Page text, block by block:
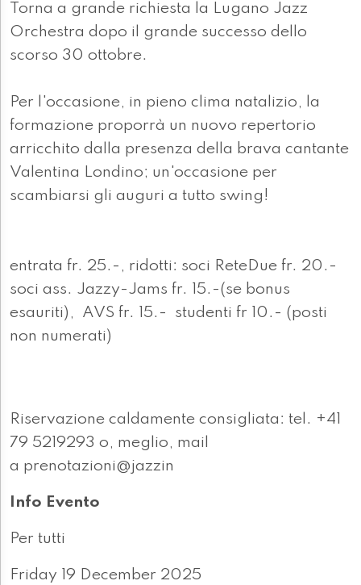
Torna a grande richiesta la Lugano Jazz
Orchestra dopo il grande successo dello
scorso 30 ottobre.
Per l'occasione, in pieno clima natalizio, la
formazione proporrà un nuovo repertorio
arricchito dalla presenza della brava cantante
Valentina Londino; un'occasione per
scambiarsi gli auguri a tutto swing!
entrata fr. 25.-, ridotti: soci ReteDue fr. 20.-
soci ass. Jazzy-Jams fr. 15.-(se bonus
esauriti), AVS fr. 15.- studenti fr 10.- (posti
non numerati)
Riservazione caldamente consigliata: tel. +41
79 5219293 o, meglio, mail
a prenotazioni@jazzin
Info Evento
Per tutti
Friday 19 December 2025